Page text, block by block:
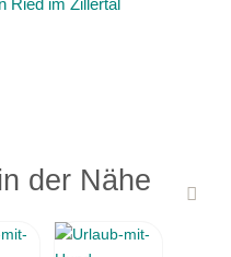
der Nähe